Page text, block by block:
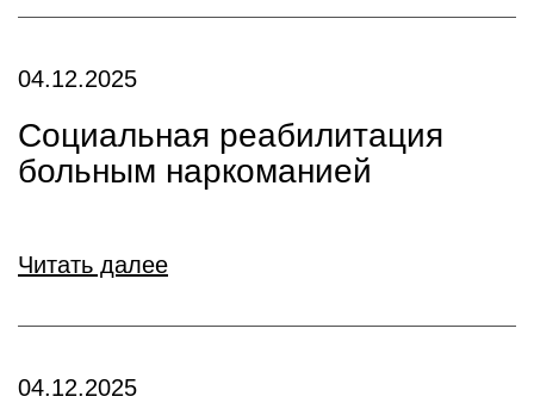
04.12.2025
Социальная реабилитация
больным наркоманией
Читать далее
04.12.2025